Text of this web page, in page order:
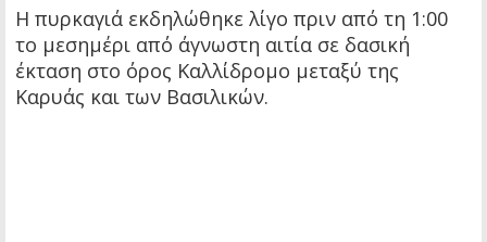
Η πυρκαγιά εκδηλώθηκε λίγο πριν από τη 1:00
το μεσημέρι από άγνωστη αιτία σε δασική
έκταση στο όρος Καλλίδρομο μεταξύ της
Καρυάς και των Βασιλικών.